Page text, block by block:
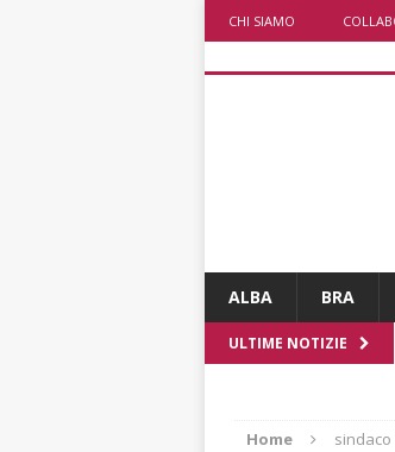
CHI SIAMO
ALBA BRA
ULTIME NOTIZIE
Home sindaco